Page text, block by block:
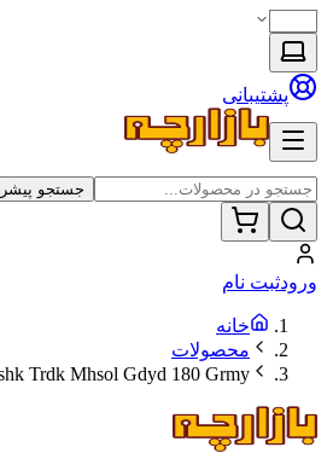
پشتیبانی
جستجو
ورودثبت نام
خانه
محصولات
Trdk Mhsol Gdyd 180 Grmy